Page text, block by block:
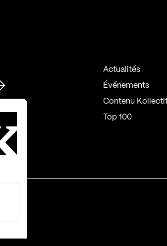
Actualités
Événements
Contenu
Top 100